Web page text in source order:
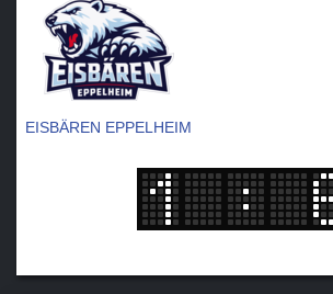
EISBÄREN EPPELHEIM